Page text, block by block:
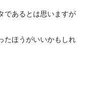
であるとは思いますが
たほうがいいかもしれ